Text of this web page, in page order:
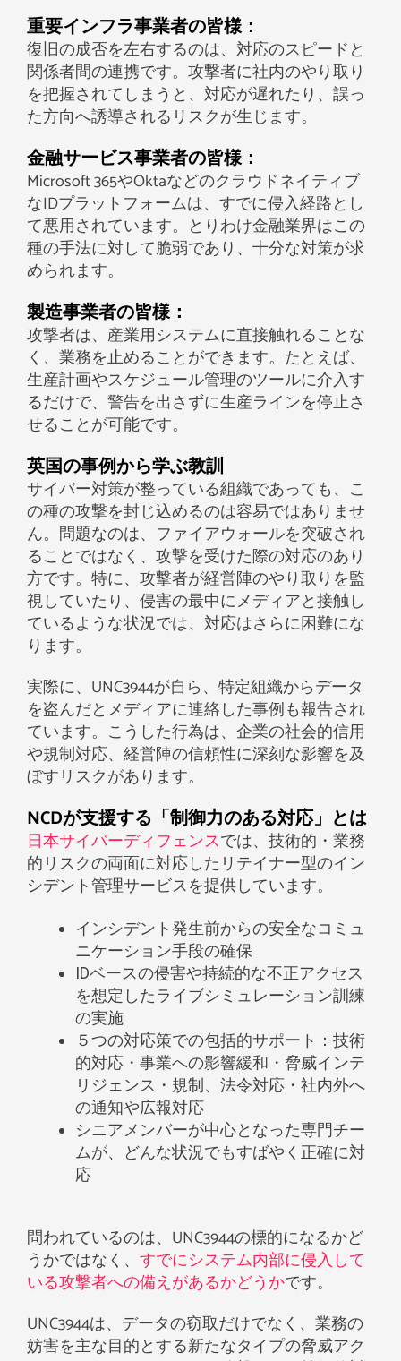
重要インフラ事業者の皆様：
復旧の成否を左右するのは、対応のスピードと
関係者間の連携です。攻撃者に社内のやり取り
を把握されてしまうと、対応が遅れたり、誤っ
た方向へ誘導されるリスクが生じます。
金融サービス事業者の皆様：
Microsoft 365やOktaなどのクラウドネイティブ
なIDプラットフォームは、すでに侵入経路とし
て悪用されています。とりわけ金融業界はこの
種の手法に対して脆弱であり、十分な対策が求
められます。
製造事業者の皆様：
攻撃者は、産業用システムに直接触れることな
く、業務を止めることができます。たとえば、
生産計画やスケジュール管理のツールに介入す
るだけで、警告を出さずに生産ラインを停止さ
せることが可能です。
英国の事例から学ぶ教訓
サイバー対策が整っている組織であっても、こ
の種の攻撃を封じ込めるのは容易ではありませ
ん。問題なのは、ファイアウォールを突破され
ることではなく、攻撃を受けた際の対応のあり
方です。特に、攻撃者が経営陣のやり取りを監
視していたり、侵害の最中にメディアと接触し
ているような状況では、対応はさらに困難にな
ります。
実際に、UNC3944が自ら、特定組織からデータ
を盗んだとメディアに連絡した事例も報告され
ています。こうした行為は、企業の社会的信用
や規制対応、経営陣の信頼性に深刻な影響を及
ぼすリスクがあります。
NCDが支援する「制御力のある対応」とは
日本サイバーディフェンスでは、技術的・業務
的リスクの両面に対応したリテイナー型のイン
シデント管理サービスを提供しています。
インシデント発生前からの安全なコミュ
ニケーション手段の確保
IDベースの侵害や持続的な不正アクセス
を想定したライブシミュレーション訓練
の実施
５つの対応策での包括的サポート：技術
的対応・事業への影響緩和・脅威インテ
リジェンス・規制、法令対応・社内外へ
の通知や広報対応
シニアメンバーが中心となった専門チー
ムが、どんな状況でもすばやく正確に対
応
問われているのは、UNC3944の標的になるかど
うかではなく、 すでにシステム内部に侵入して
いる攻撃者への備えがあるかどうかです。
UNC3944は、データの窃取だけでなく、業務の
妨害を主な目的とする新たなタイプの脅威アク